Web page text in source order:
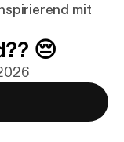
mit
😔